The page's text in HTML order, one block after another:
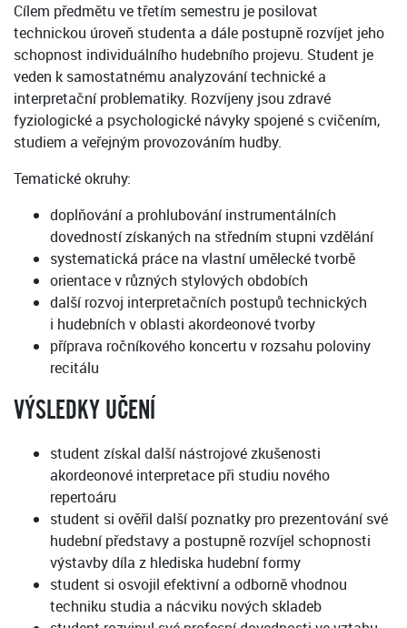
Cílem předmětu ve třetím semestru je posilovat
technickou úroveň studenta a dále postupně rozvíjet jeho
schopnost individuálního hudebního projevu. Student je
veden k samostatnému analyzování technické a
interpretační problematiky. Rozvíjeny jsou zdravé
fyziologické a psychologické návyky spojené s cvičením,
studiem a veřejným provozováním hudby.
Tematické okruhy:
doplňování a prohlubování instrumentálních
dovedností získaných na středním stupni vzdělání
systematická práce na vlastní umělecké tvorbě
orientace v různých stylových obdobích
další rozvoj interpretačních postupů technických
i hudebních v oblasti akordeonové tvorby
příprava ročníkového koncertu v rozsahu poloviny
recitálu
VÝSLEDKY UČENÍ
student získal další nástrojové zkušenosti
akordeonové interpretace při studiu nového
repertoáru
student si ověřil další poznatky pro prezentování své
hudební představy a postupně rozvíjel schopnosti
výstavby díla z hlediska hudební formy
student si osvojil efektivní a odborně vhodnou
techniku studia a nácviku nových skladeb